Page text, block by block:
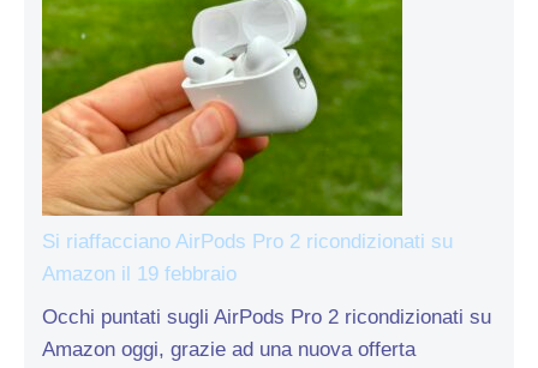
Si riaffacciano AirPods Pro 2 ricondizionati su
Amazon il 19 febbraio
Occhi puntati sugli AirPods Pro 2 ricondizionati su
Amazon oggi, grazie ad una nuova offerta